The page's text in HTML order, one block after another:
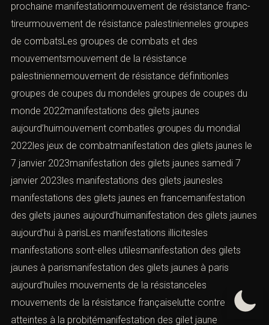
prochaine manifestationmouvement de résistance franc-
tireurmouvement de résistance palestinienneles groupes
de combatsLes groupes de combats et des
mouvementsmouvement de la résistance
palestiniennemouvement de résistance définitionles
groupes de coupes du mondeles groupes de coupes du
monde 2022manifestations des gilets jaunes
aujourd’huimouvement combatles groupes du mondial
2022les jeux de combatmanifestation des gilets jaunes le
7 janvier 2023manifestation des gilets jaunes samedi 7
janvier 2023les manifestations des gilets jaunesles
manifestations des gilets jaunes en francemanifestation
des gilets jaunes aujourd’huimanifestation des gilets jaunes
aujourd’hui à parisLes manifestations illicitesles
manifestations sont-elles utilesmanifestation des gilets
jaunes à parismanifestation des gilets jaunes à paris
aujourd’huiles mouvements de la résistanceles
mouvements de la résistance françaiselutte contre les
atteintes à la probitémanifestation des gilet jaune